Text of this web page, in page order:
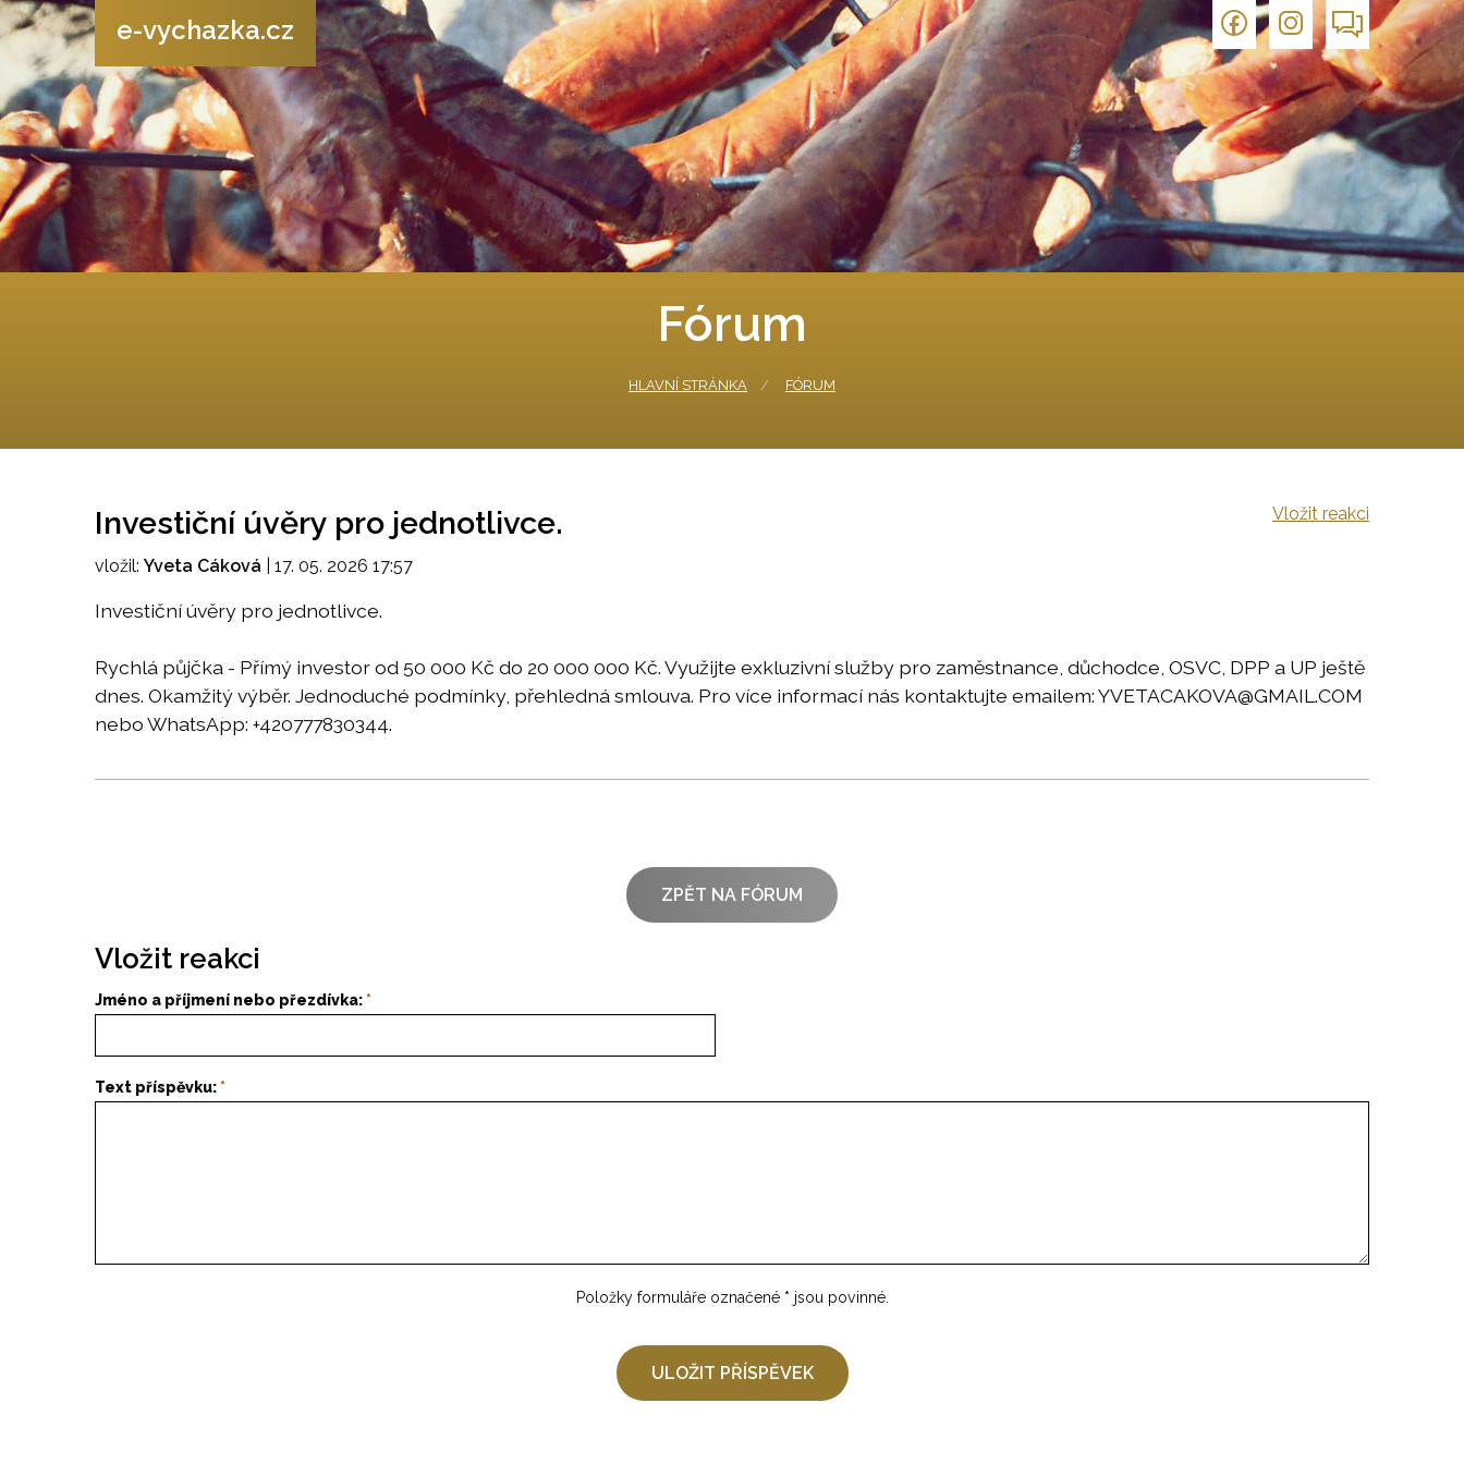
e-vychazka.cz
Fórum
HLAVNÍ STRÁNKA FÓRUM
Investiční úvěry pro jednotlivce. Vložit reakci
vložil: Yveta Cáková 17. 05. 2026 17:57
Investiční úvěry pro jednotlivce.
Rychlá půjčka - Přímý investor od 50 000 Kč do 20 000 000 Kč. Využijte exkluzivní služby pro zaměstnance, důchodce, OSVC, DPP a UP ještě
dnes. Okamžitý výběr. Jednoduché podmínky, přehledná smlouva. Pro více informací nás kontaktujte emailem: YVETACAKOVA@GMAIL.COM
nebo WhatsApp: +420777830344.
ZPĚT NA FÓRUM
Vložit reakci
Jméno a příjmení nebo přezdívka:
Text příspěvku:
Položky formuláře označené * jsou povinné.